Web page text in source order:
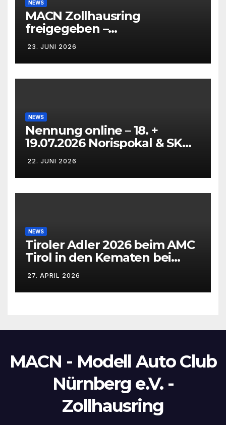
NEWS
MACN Zollhausring
freigegeben –
Eichenpräzissionsspinner
Befall beseitigt –
23. JUNI 2026
NEWS
Nennung online – 18. +
19.07.2026 Norispokal & SK
Lauf VG + EG
22. JUNI 2026
NEWS
Tiroler Adler 2026 beim AMC
Tirol in den Kematen bei
Innsbruck
27. APRIL 2026
MACN - Modell Auto Club
Nürnberg e.V. -
Zollhausring